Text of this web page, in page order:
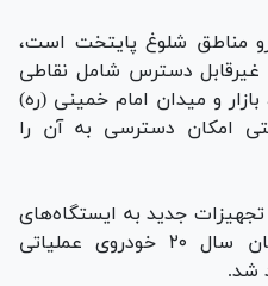
مناطق شلوغ پایتخت است،
غیرقابل دسترس شامل نقاطی
و میدان امام خمینی (ره)
امکان دسترسی به آن را
جدید به ایستگاه‌های
آتش‌نشانی تاکید کرد: تا پایان سال ۲۰ خودروی عملیاتی
شد.